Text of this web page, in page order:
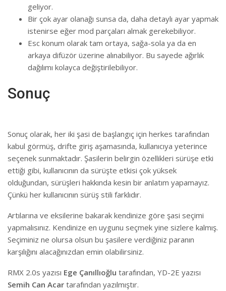
geliyor.
Bir çok ayar olanağı sunsa da, daha detaylı ayar yapmak
istenirse eğer mod parçaları almak gerekebiliyor.
Esc konum olarak tam ortaya, sağa-sola ya da en
arkaya difüzör üzerine alınabiliyor. Bu sayede ağırlık
dağılımı kolayca değiştirilebiliyor.
Sonuç
Sonuç olarak, her iki şasi de başlangıç için herkes tarafından
kabul görmüş, drifte giriş aşamasında, kullanıcıya yeterince
seçenek sunmaktadır. Şasilerin belirgin özellikleri sürüşe etki
ettiği gibi, kullanıcının da sürüşte etkisi çok yüksek
olduğundan, sürüşleri hakkında kesin bir anlatım yapamayız.
Çünkü her kullanıcının sürüş stili farklıdır.
Artılarına ve eksilerine bakarak kendinize göre şasi seçimi
yapmalısınız. Kendinize en uygunu seçmek yine sizlere kalmış.
Seçiminiz ne olursa olsun bu şasilere verdiğiniz paranın
karşılığını alacağınızdan emin olabilirsiniz.
RMX 2.0s yazısı Ege Çanıllıoğlu tarafından, YD-2E yazısı
Semih Can Acar tarafından yazılmıştır.